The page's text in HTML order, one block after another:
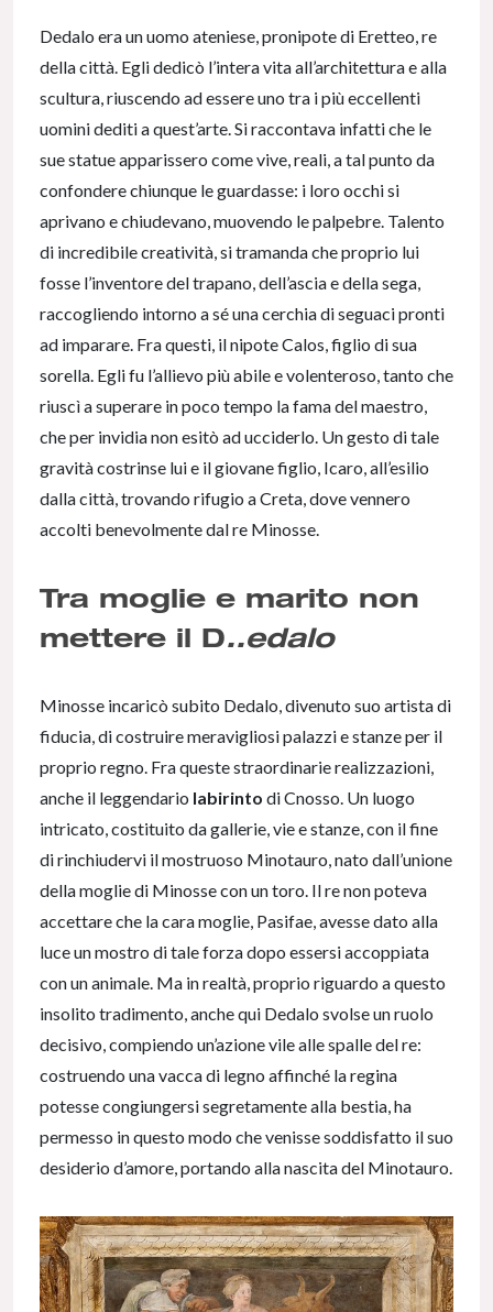
Dedalo era un uomo ateniese, pronipote di Eretteo, re
della città. Egli dedicò l’intera vita all’architettura e alla
scultura, riuscendo ad essere uno tra i più eccellenti
uomini dediti a quest’arte. Si raccontava infatti che le
sue statue apparissero come vive, reali, a tal punto da
confondere chiunque le guardasse: i loro occhi si
aprivano e chiudevano, muovendo le palpebre. Talento
di incredibile creatività, si tramanda che proprio lui
fosse l’inventore del trapano, dell’ascia e della sega,
raccogliendo intorno a sé una cerchia di seguaci pronti
ad imparare. Fra questi, il nipote Calos, figlio di sua
sorella. Egli fu l’allievo più abile e volenteroso, tanto che
riuscì a superare in poco tempo la fama del maestro,
che per invidia non esitò ad ucciderlo. Un gesto di tale
gravità costrinse lui e il giovane figlio, Icaro, all’esilio
dalla città, trovando rifugio a Creta, dove vennero
accolti benevolmente dal re Minosse.
Tra moglie e marito non
mettere il D..edalo
Minosse incaricò subito Dedalo, divenuto suo artista di
fiducia, di costruire meravigliosi palazzi e stanze per il
proprio regno. Fra queste straordinarie realizzazioni,
anche il leggendario labirinto di Cnosso. Un luogo
intricato, costituito da gallerie, vie e stanze, con il fine
di rinchiudervi il mostruoso Minotauro, nato dall’unione
della moglie di Minosse con un toro. Il re non poteva
accettare che la cara moglie, Pasifae, avesse dato alla
luce un mostro di tale forza dopo essersi accoppiata
con un animale. Ma in realtà, proprio riguardo a questo
insolito tradimento, anche qui Dedalo svolse un ruolo
decisivo, compiendo un’azione vile alle spalle del re:
costruendo una vacca di legno affinché la regina
potesse congiungersi segretamente alla bestia, ha
permesso in questo modo che venisse soddisfatto il suo
desiderio d’amore, portando alla nascita del Minotauro.